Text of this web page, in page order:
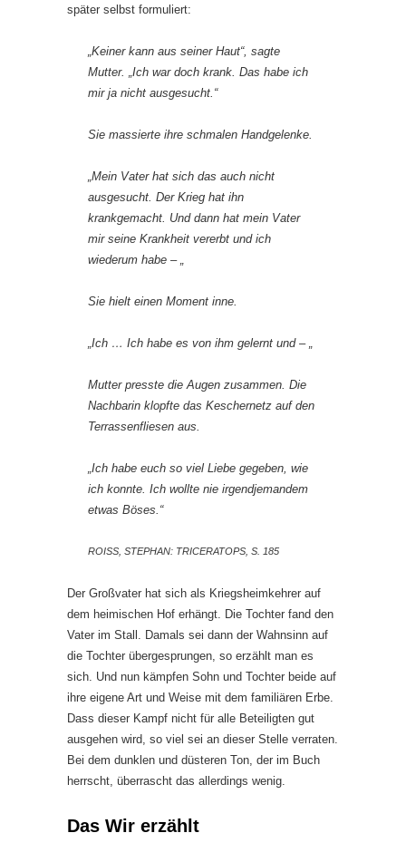
später selbst formuliert:
„Keiner kann aus seiner Haut“, sagte
Mutter. „Ich war doch krank. Das habe ich
mir ja nicht ausgesucht.“
Sie massierte ihre schmalen Handgelenke.
„Mein Vater hat sich das auch nicht
ausgesucht. Der Krieg hat ihn
krankgemacht. Und dann hat mein Vater
mir seine Krankheit vererbt und ich
wiederum habe – „
Sie hielt einen Moment inne.
„Ich … Ich habe es von ihm gelernt und – „
Mutter presste die Augen zusammen. Die
Nachbarin klopfte das Keschernetz auf den
Terrassenfliesen aus.
„Ich habe euch so viel Liebe gegeben, wie
ich konnte. Ich wollte nie irgendjemandem
etwas Böses.“
ROISS, STEPHAN: TRICERATOPS, S. 185
Der Großvater hat sich als Kriegsheimkehrer auf
dem heimischen Hof erhängt. Die Tochter fand den
Vater im Stall. Damals sei dann der Wahnsinn auf
die Tochter übergesprungen, so erzählt man es
sich. Und nun kämpfen Sohn und Tochter beide auf
ihre eigene Art und Weise mit dem familiären Erbe.
Dass dieser Kampf nicht für alle Beteiligten gut
ausgehen wird, so viel sei an dieser Stelle verraten.
Bei dem dunklen und düsteren Ton, der im Buch
herrscht, überrascht das allerdings wenig.
Das Wir erzählt